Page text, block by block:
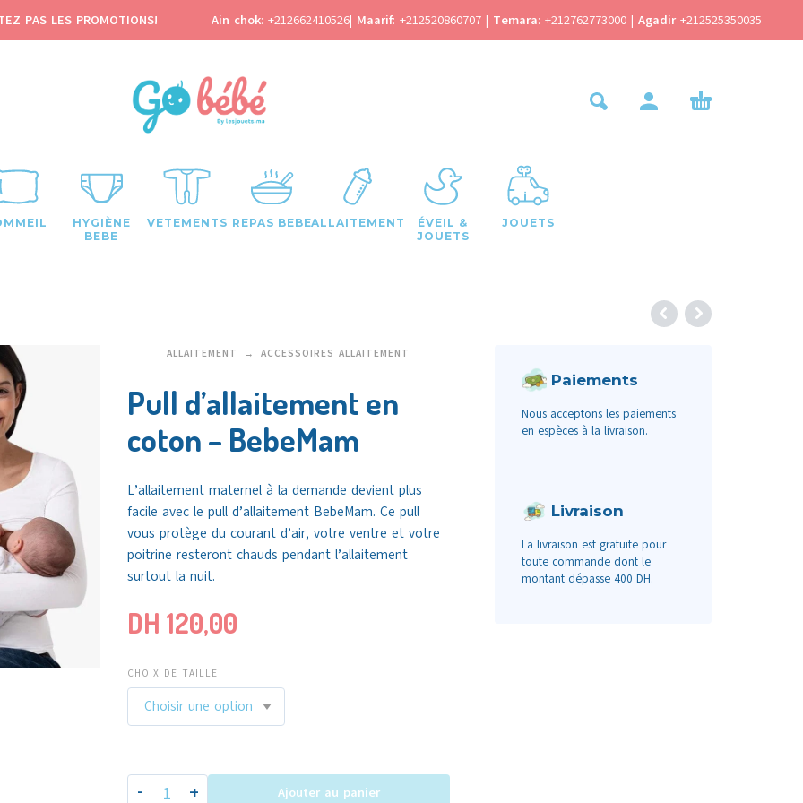
PAS LES PROMOTIONS! Ain chok: +212662410526| Maarif: +212520860707 | Temara: +212762773000 | Agadir +212525350035
HYGIÈNE
BEBE
VETEMENTS REPAS BEBEALLAITEMENT
ÉVEIL &
JOUETS
JOUETS
ALLAITEMENT ACCESSOIRES ALLAITEMENT
Pull d’allaitement en
coton – BebeMam
L’allaitementmaternel à la demande devient plus
facile avec le pull d’allaitement BebeMam. Ce pull
vous protège du courant d’air, votre ventre et votre
poitrine resteront chauds pendant l’allaitement
surtout la nuit.
DH 120,00
CHOIX DE TAILLE
- + Ajouter au panier
Paiements
Nous acceptons les paiements
en espèces à la livraison.
Livraison
La livraison est gratuite pour
toute commande dont le
montant dépasse 400 DH.